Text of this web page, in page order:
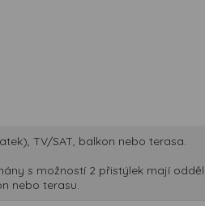
TV/SAT, balkon nebo terasa.
s možností 2 přistýlek mají
nebo terasu.